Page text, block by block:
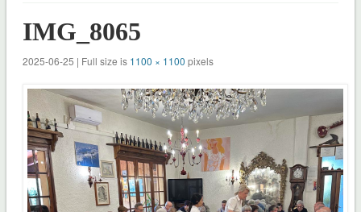
IMG_8065
2025-06-25 | Full size is 1100 × 1100 pixels